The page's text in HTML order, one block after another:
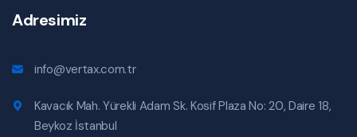
Adresimiz
info@vertax.com.tr
Kavacık Mah. Yürekli Adam Sk. Kosif Plaza No: 20, Daire 18,
Beykoz İstanbul